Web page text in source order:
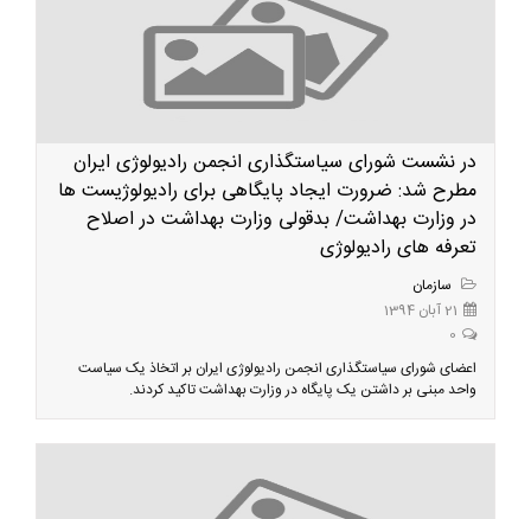
در نشست شورای سیاستگذاری انجمن رادیولوژی ایران
مطرح شد: ضرورت ایجاد پایگاهی برای رادیولوژیست ها
در وزارت بهداشت/ بدقولی وزارت بهداشت در اصلاح
تعرفه های رادیولوژی
سازمان
21 آبان 1394
0
اعضای شورای سیاستگذاری انجمن رادیولوژی ایران بر اتخاذ یک سیاست
واحد مبنی بر داشتن یک پایگاه در وزارت بهداشت تاکید کردند.